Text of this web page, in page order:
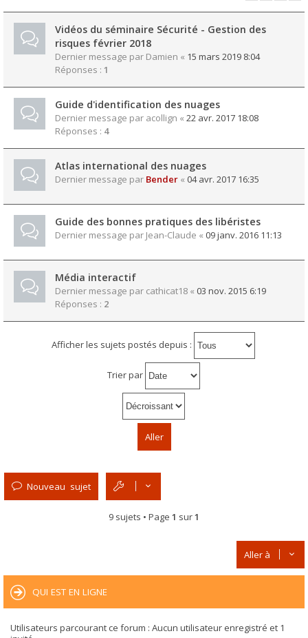
Vidéos du séminaire Sécurité - Gestion des
risques février 2018
Dernier message par Damien « 15 mars 2019 8:04
Réponses : 1
Guide d'identification des nuages
Dernier message par acollign « 22 avr. 2017 18:08
Réponses : 4
Atlas international des nuages
Dernier message par Bender « 04 avr. 2017 16:35
Guide des bonnes pratiques des libéristes
Dernier message par Jean-Claude « 09 janv. 2016 11:13
Média interactif
Dernier message par cathicat18 « 03 nov. 2015 6:19
Réponses : 2
Afficher les sujets postés depuis :
Trier par
Nouveau sujet
9 sujets • Page 1 sur1
Aller à
QUI EST EN LIGNE
Utilisateurs parcourant ce forum : Aucun utilisateur enregistré et 1